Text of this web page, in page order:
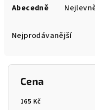
Abecedně
Nejprodávanější
Cena
165 Kč